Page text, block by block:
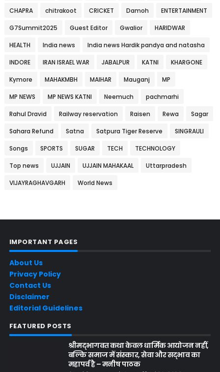
CHAPRA chitrakoot CRICKET Damoh ENTERTAINMENT
G7Summit2025 Guest Editor Gwalior HARIDWAR
HEALTH India news India news Hardik pandya and natasha
INDORE IRAN ISRAEL WAR JABALPUR KATNI KHARGONE
Kymore MAHAKMBH MAIHAR Mauganj MP
MP NEWS MP NEWS KATNI Neemuch pachmarhi
Rahul Dravid Railway reservation Raisen Rewa Sagar
Sahara Refund Satna Satpura Tiger Reserve SINGRAULI
Songs SPORTS SUGAR TECH TECHNOLOGY
Top news UJJAIN UJJAIN MAHAKAAL Uttarpradesh
VIJAYRAGHAVGARH World News
IMPORTANT PAGES
About Us
Privacy Policy
Contact Us
Disclaimer
Editorial Guidelines
FEATURED POSTS
श्रीमद्भागवत कथा केवल धार्मिक आयोजन नहीं,
बल्कि समाज में संस्कार, सेवा और सद्भाव का
महापर्व है – मनीष पाठक